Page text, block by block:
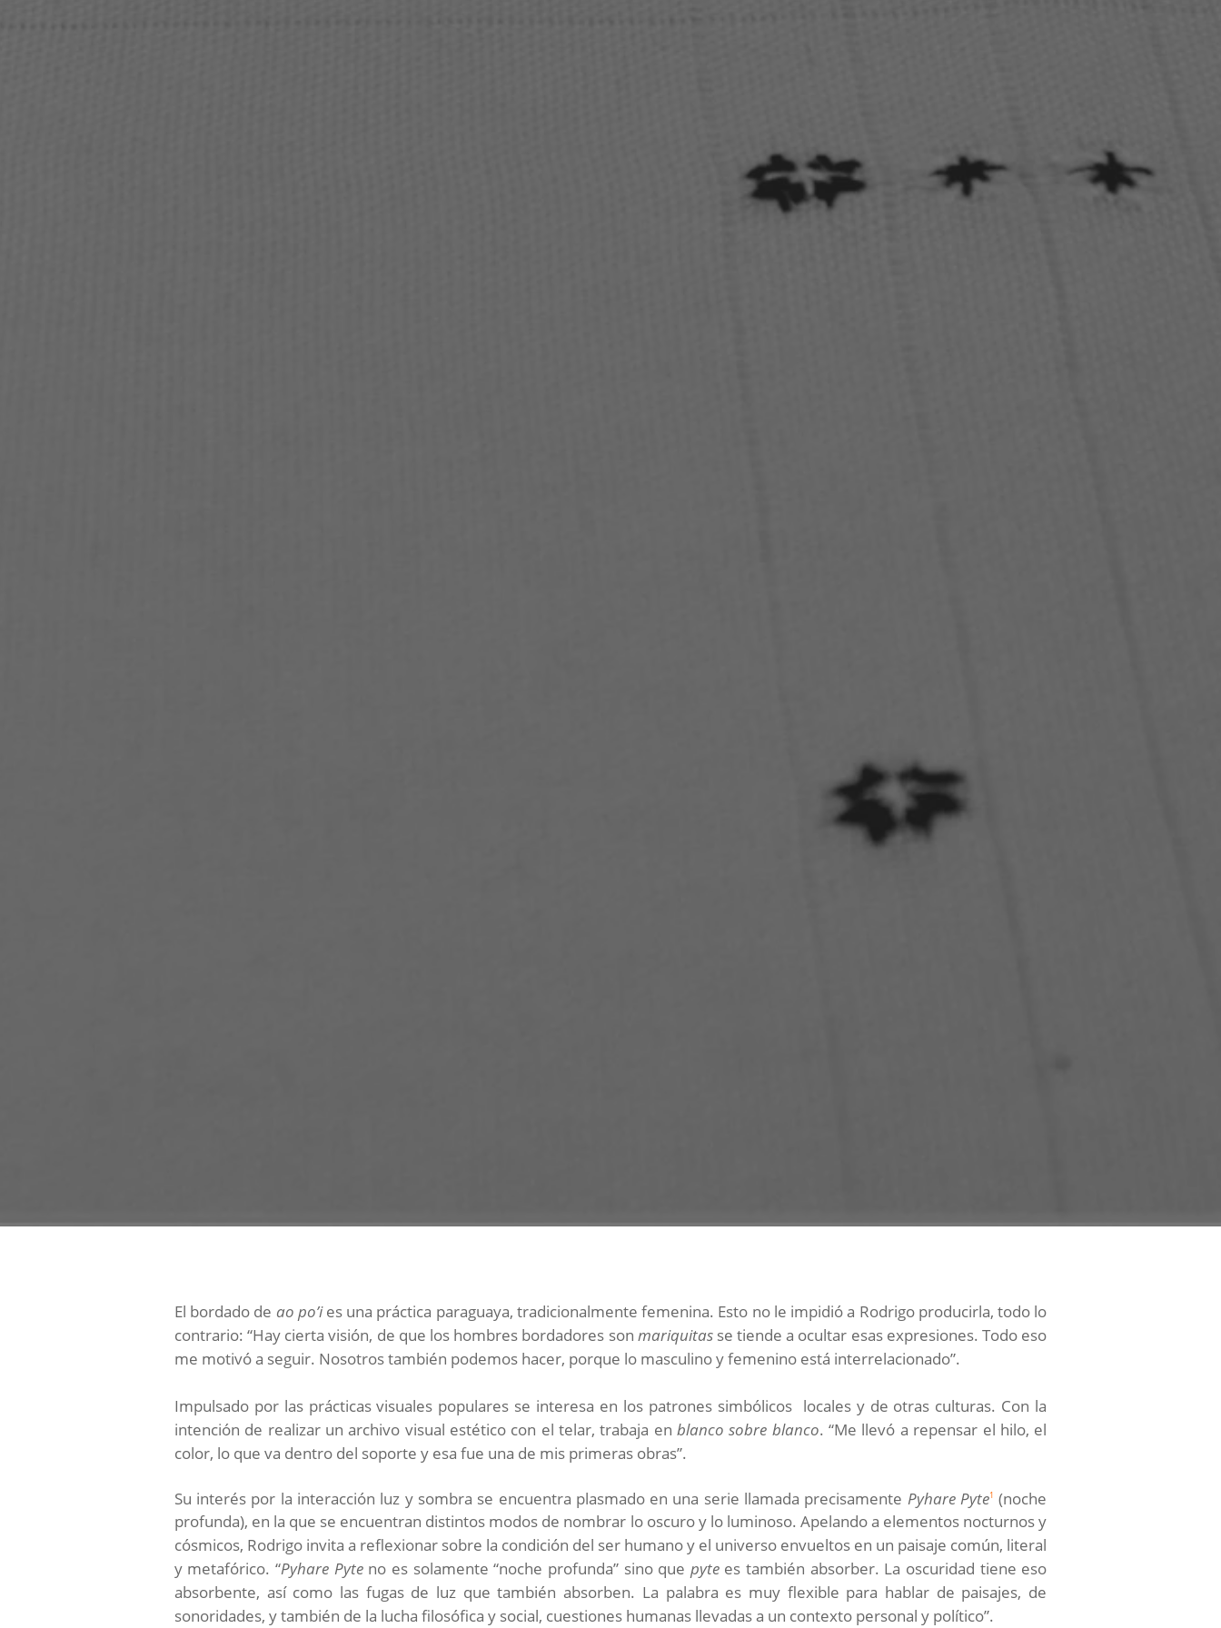
El bordado de ao po’ies una práctica paraguaya, tradicionalmente femenina. Esto no le impidió a Rodrigo producirla, todo lo
contrario: “Hay cierta visión, de que los hombres bordadores son mariquitasse tiende a ocultar esas expresiones. Todo eso
me motivó a seguir. Nosotros también podemos hacer, porque lo masculino y femenino está interrelacionado”.
Impulsado por las prácticas visuales populares se interesa en los patrones simbólicos locales y de otras culturas. Con la
intención de realizar un archivo visual estético con el telar, trabaja enblanco sobre blanco. “Me llevó a repensar el hilo, el
color, lo que va dentro del soporte y esa fue una de mis primeras obras”.
Su interés por la interacción luz y sombra se encuentra plasmado en una serie llamada precisamente Pyhare Pyte1 (noche
profunda), en la que se encuentran distintos modos de nombrar lo oscuro y lo luminoso. Apelando a elementos nocturnos y
cósmicos, Rodrigo invita a reflexionar sobre la condición del ser humano y el universo envueltos en un paisaje común, literal
y metafórico. “Pyhare Pyteno es solamente “noche profunda” sino que pyte es también absorber. La oscuridad tiene eso
absorbente, así como las fugas de luz que también absorben. La palabra es muy flexible para hablar de paisajes, de
sonoridades, y también de la lucha filosófica y social, cuestiones humanas llevadas a un contexto personal y político”.